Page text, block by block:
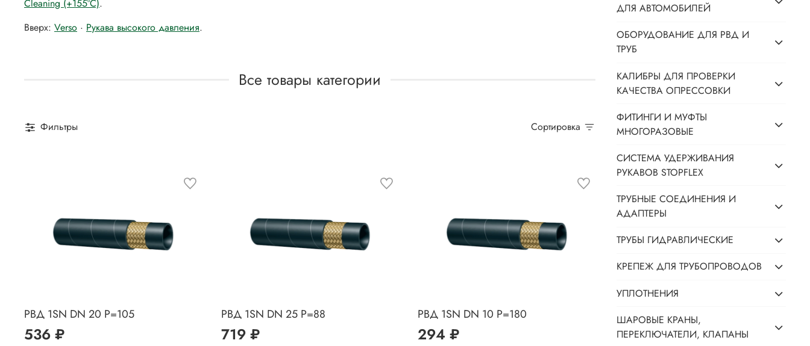
Cleaning (+155°C).
Вверх: Verso · Рукава высокого давления.
Все товары категории
Фильтры Сортировка
РВД 1SN DN 20 P=105
536 ₽
РВД 1SN DN 25 P=88
719 ₽
РВД 1SN DN 10 P=180
294 ₽
ДЛЯ АВТОМОБИЛЕЙ
ОБОРУДОВАНИЕ ДЛЯ РВД И
ТРУБ
КАЛИБРЫ ДЛЯ ПРОВЕРКИ
КАЧЕСТВА ОПРЕССОВКИ
ФИТИНГИ И МУФТЫ
МНОГОРАЗОВЫЕ
СИСТЕМА УДЕРЖИВАНИЯ
РУКАВОВ STOPFLEX
ТРУБНЫЕ СОЕДИНЕНИЯ И
АДАПТЕРЫ
ТРУБЫ ГИДРАВЛИЧЕСКИЕ
КРЕПЕЖ ДЛЯ ТРУБОПРОВОДОВ
УПЛОТНЕНИЯ
ШАРОВЫЕ КРАНЫ,
ПЕРЕКЛЮЧАТЕЛИ, КЛАПАНЫ